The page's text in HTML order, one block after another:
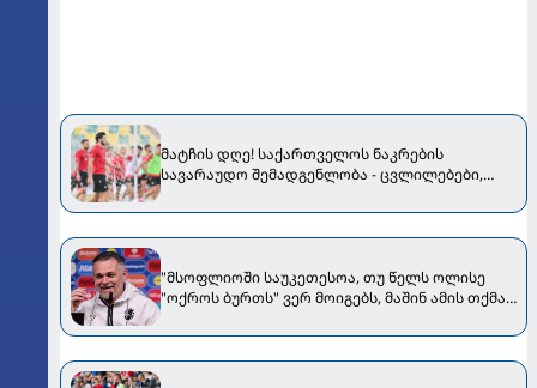
მატჩის დღე! საქართველოს ნაკრების
სავარაუდო შემადგენლობა - ცვლილებები,
"მსოფლიოში საუკეთესოა, თუ წელს ოლისე
"ოქროს ბურთს" ვერ მოიგებს, მაშინ ამის თქმა